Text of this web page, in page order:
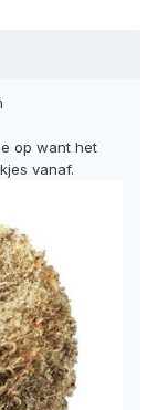
op want het
vanaf.